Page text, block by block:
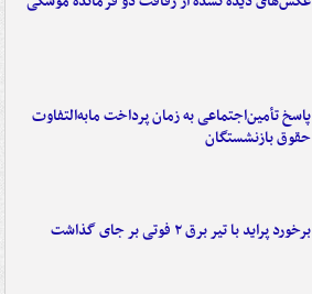
پاسخ تأمین‌اجتماعی به زمان پرداخت مابه‌التفاوت
حقوق بازنشستگان
برخورد پراید با تیر برق ۲ فوتی بر جای گذاشت